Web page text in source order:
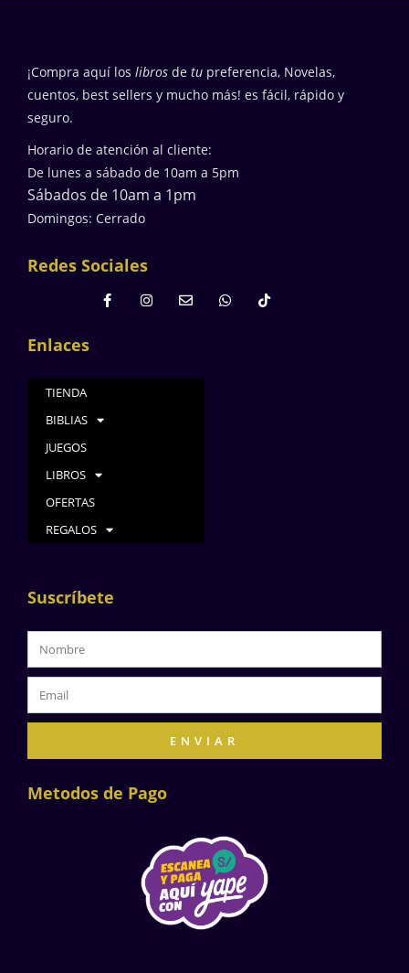
¡Compra aquí los libros de tu preferencia, Novelas,
cuentos, best sellers y mucho más! es fácil, rápido y
seguro.
Horario de atención al cliente:
De lunes a sábado de 10am a 5pm
Sábados de 10am a 1pm
Domingos: Cerrado
Redes Sociales
Enlaces
TIENDA
BIBLIAS
JUEGOS
LIBROS
OFERTAS
REGALOS
Suscríbete
ENVIAR
Metodos de Pago